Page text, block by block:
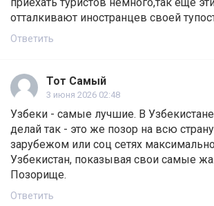
приехать туристов немного,так ещё
отталкивают иностранцев своей
Ответить
Тот Самый
3 июня 2026 02:48
Узбеки - самые лучшие. В Узбекистане
делай так - это же позор на всю
зарубежом или соц сетях
Узбекистан, показывая свои самые
Позорище.
Ответить